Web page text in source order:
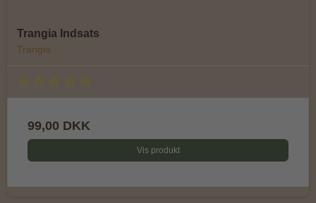
Trangia Indsats
Trangia
99,00 DKK
Vis produkt